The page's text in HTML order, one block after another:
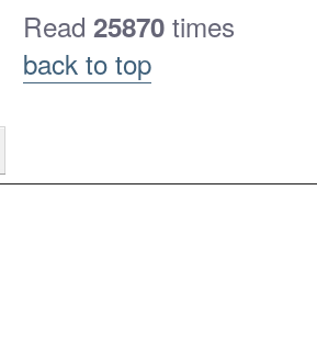
Read 25870 times
back to top